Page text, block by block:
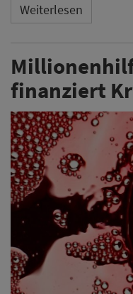
Weiterlesen
finanziert